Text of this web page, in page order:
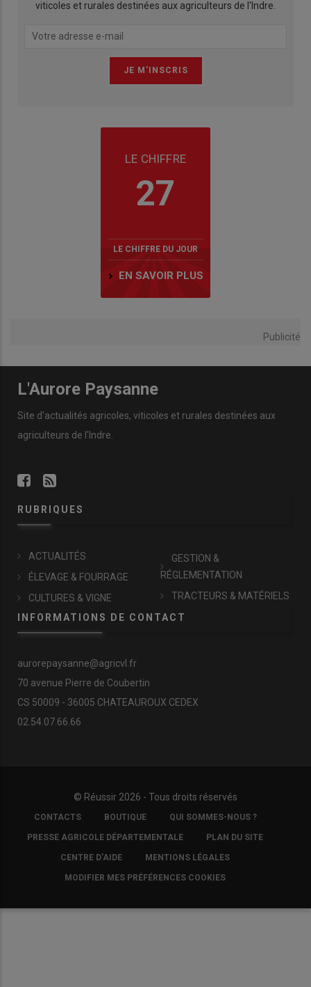
viticoles et rurales destinées aux agriculteurs de l'Indre.
LE CHIFFRE
27
LE CHIFFRE DU JOUR
EN SAVOIR PLUS
Publicité
L'Aurore Paysanne
Site d'actualités agricoles, viticoles et rurales destinées aux
agriculteurs de l'Indre.
RUBRIQUES
ACTUALITÉS
ÉLEVAGE & FOURRAGE
CULTURES & VIGNE
GESTION &
RÉGLEMENTATION
TRACTEURS & MATÉRIELS
INFORMATIONS DE CONTACT
aurorepaysanne@agricvl.fr
70 avenue Pierre de Coubertin
CS 50009 - 36005 CHATEAUROUX CEDEX
02.54.07.66.66
© Réussir 2026 - Tous droits réservés
FOOTER
COPYRIGHT
CONTACTS BOUTIQUE QUI SOMMES-NOUS ?
PRESSE AGRICOLE DÉPARTEMENTALE PLAN DU SITE
CENTRE D'AIDE MENTIONS LÉGALES
MODIFIER MES PRÉFÉRENCES COOKIES